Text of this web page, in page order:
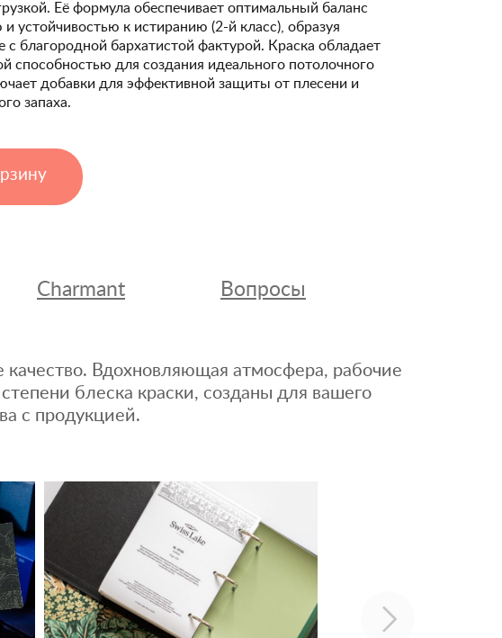
Её формула обеспечивает оптимальный баланс
устойчивостью к истиранию (2-й класс), образуя
с благородной бархатистой фактурой. Краска обладает
способностью для создания идеального потолочного
добавки для эффективной защиты от плесени и
запаха.
Charmant Вопросы
Вдохновляющая атмосфера, рабочие
блеска краски, созданы для вашего
с продукцией.